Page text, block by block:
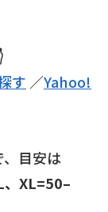
す ／Yahoo!
目安は
XL=50–